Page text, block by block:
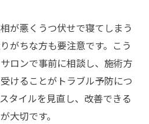
が悪くうつ伏せで寝てしまう
がちな方も要注意です。こう
ロンで事前に相談し、施術方
けることがトラブル予防につ
タイルを見直し、改善できる
大切です。